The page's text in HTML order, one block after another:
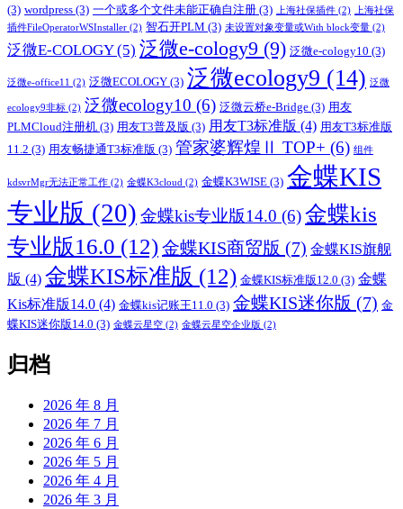
(3) wordpress (3) 一个或多个文件未能正确自注册 (3) 上海社保插件 (2)
上海社保
插件FileOperatorWSInstaller (2) 智石开PLM (3) 未设置对象变量或With block变量 (2)
泛微E-COLOGY(5) 泛微e-cology9 (9) 泛微e-cology10 (3)
泛微e-office11 (2) 泛微ECOLOGY (3) 泛微ecology9 (14) 泛微
ecology9非标 (2) 泛微ecology10 (6) 泛微云桥e-Bridge (3) 用友
PLMCloud注册机 (3) 用友T3普及版 (3) 用友T3标准版 (4) 用友T3标准版
11.2 (3) 用友畅捷通T3标准版 (3) 管家婆辉煌Ⅱ TOP+ (6) 组件
kdsvrMgr无法正常工作 (2) 金蝶K3cloud (2) 金蝶K3WISE (3) 金蝶KIS
专业版 (20) 金蝶kis专业版14.0 (6)金蝶kis
专业版16.0 (12)金蝶KIS商贸版 (7) 金蝶KIS旗舰
版 (4) 金蝶KIS标准版 (12) 金蝶KIS标准版12.0 (3) 金蝶
Kis标准版14.0 (4) 金蝶kis记账王11.0 (3) 金蝶KIS迷你版 (7) 金
蝶KIS迷你版14.0 (3) 金蝶云星空 (2) 金蝶云星空企业版 (2)
归档
2026 年 8 月
2026 年 7 月
2026 年 6 月
2026 年 5 月
2026 年 4 月
2026 年 3 月